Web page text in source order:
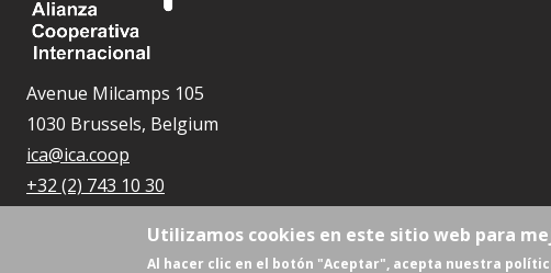
Avenue Milcamps 105
1030 Brussels, Belgium
ica@ica.coop
+32 (2) 743 10 30
Utilizamos cookies en este sitio web para
Al hacer clic en el botón "Aceptar", acepta nuestra